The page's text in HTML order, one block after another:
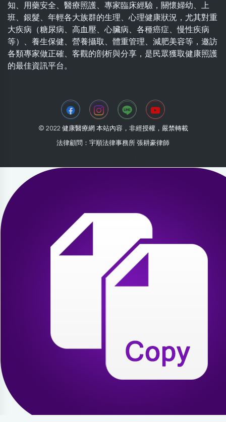
知、用藥安全、醫療照護、專家臨床經驗，關懷婦幼、上
班、銀髮、年輕各大族群的生理、心理健康狀況，尤其對重
大疾病（糖尿病、高血壓、心臟病、各種癌症、慢性疾病
等）、養生保健、營養攝取、體重管理、減肥美容等，邀訪
各類專家做正確、客觀的剖析與分享，是民眾獲取健康照護
的最佳資訊平台。
© 2022 健康醫療網 本站內容，非經授權，嚴禁轉載
法律顧問：宇順法律事務所 張耕豪律師